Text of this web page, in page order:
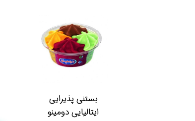
بستنی پذیرایی
ایتالیایی دومینو